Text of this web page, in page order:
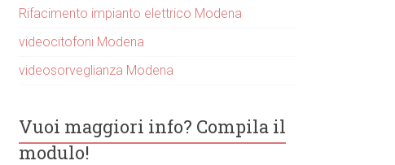
Rifacimento impianto elettrico Modena
videocitofoni Modena
videosorveglianza Modena
Vuoi maggiori info? Compila il
modulo!